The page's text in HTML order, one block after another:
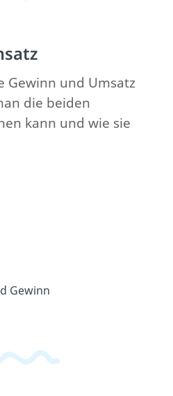
Gewinn und Umsatz
die beiden
kann und wie sie
Gewinn